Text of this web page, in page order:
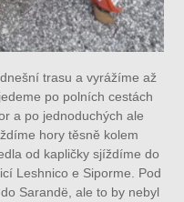
trasu a vyrážíme až
po polních cestách
a po jednoduchých ale
hory těsně kolem
od kapličky sjíždíme do
Leshnico e Siporme. Pod
Sarandë, ale to by nebyl